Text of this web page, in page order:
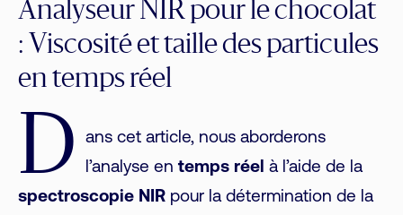
Analyseur NIR pour le chocolat
: Viscosité et taille des particules
en temps réel
D
ans cet article, nous aborderons
l’analyse en temps réel à l’aide de la
spectroscopie NIR pour la détermination de la